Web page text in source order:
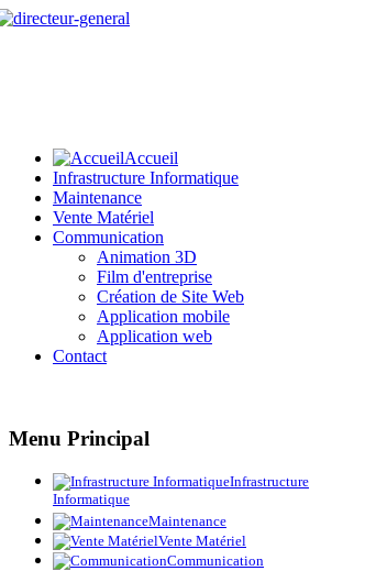
Accueil
Infrastructure Informatique
Maintenance
Vente Matériel
Communication
Animation 3D
Film d'entreprise
Création de Site Web
Application mobile
Application web
Contact
Menu Principal
Infrastructure
Informatique
Maintenance
Vente Matériel
Communication